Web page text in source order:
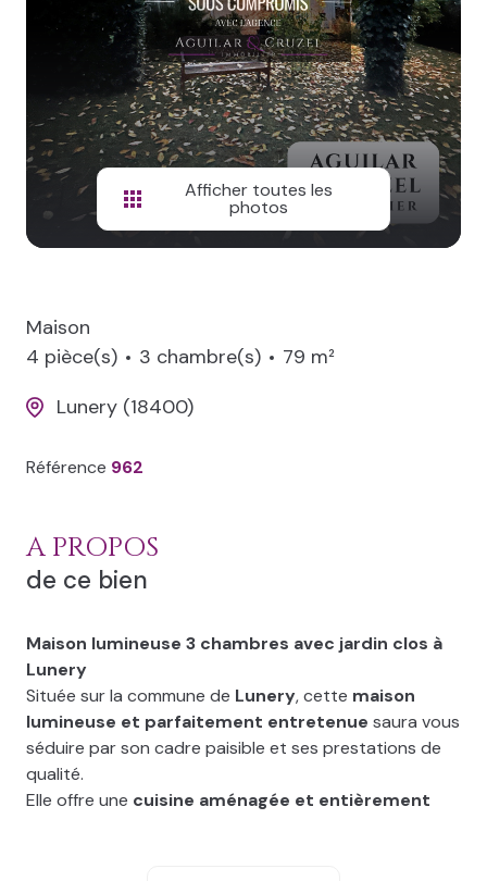
LOCAL
Afficher toutes les
photos
Maison
4 pièce(s)
3 chambre(s)
79 m²
Lunery (18400)
Référence 962
A PROPOS
de ce bien
Maison lumineuse 3 chambres avec jardin clos à
Lunery
Située sur la commune de Lunery, cette maison
lumineuse et parfaitement entretenue saura vous
séduire par son cadre paisible et ses prestations de
qualité.
Elle offre une cuisine aménagée et entièrement